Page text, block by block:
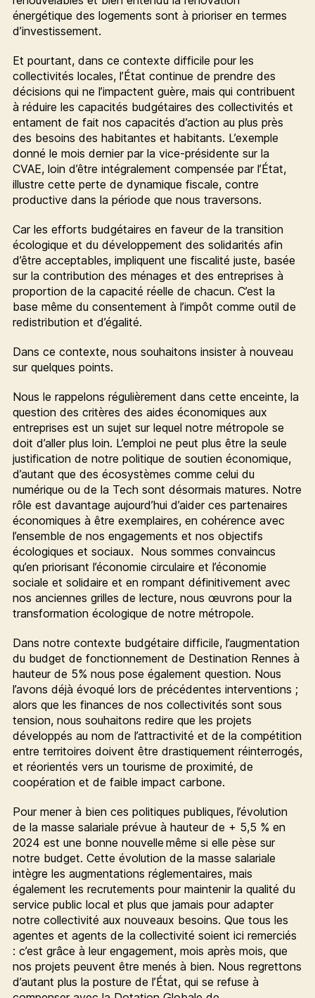
énergétique des logements sont à prioriser en termes
d’investissement.
Et pourtant, dans ce contexte difficile pour les
collectivités locales, l’État continue de prendre des
décisions qui ne l’impactent guère, mais qui contribuent
à réduire les capacités budgétaires des collectivités et
entament de fait nos capacités d’action au plus près
des besoins des habitantes et habitants. L’exemple
donné le mois dernier par la vice-présidente sur la
CVAE, loin d’être intégralement compensée par l’État,
illustre cette perte de dynamique fiscale, contre
productive dans la période que nous traversons.
Car les efforts budgétaires en faveur de la transition
écologique et du développement des solidarités afin
d’être acceptables, impliquent une fiscalité juste, basée
sur la contribution des ménages et des entreprises à
proportion de la capacité réelle de chacun. C’est la
base même du consentement à l’impôt comme outil de
redistribution et d’égalité.
Dans ce contexte, nous souhaitons insister à nouveau
sur quelques points.
Nous le rappelons régulièrement dans cette enceinte, la
question des critères des aides économiques aux
entreprises est un sujet sur lequel notre métropole se
doit d’aller plus loin. L’emploi ne peut plus être la seule
justification de notre politique de soutien économique,
d’autant que des écosystèmes comme celui du
numérique ou de la Tech sont désormais matures. Notre
rôle est davantage aujourd’hui d’aider ces partenaires
économiques à être exemplaires, en cohérence avec
l’ensemble de nos engagements et nos objectifs
écologiques et sociaux. Nous sommes convaincus
qu’en priorisant l’économie circulaire et l’économie
sociale et solidaire et en rompant définitivement avec
nos anciennes grilles de lecture, nous œuvrons pour la
transformation écologique de notre métropole.
Dans notre contexte budgétaire difficile, l’augmentation
du budget de fonctionnement de Destination Rennes à
hauteur de 5% nous pose également question. Nous
l’avons déjà évoqué lors de précédentes interventions ;
alors que les finances de nos collectivités sont sous
tension, nous souhaitons redire que les projets
développés au nom de l’attractivité et de la compétition
entre territoires doivent être drastiquement réinterrogés,
et réorientés vers un tourisme de proximité, de
coopération et de faible impact carbone.
Pour mener à bien ces politiques publiques, l’évolution
de la masse salariale prévue à hauteur de + 5,5 % en
2024 est une bonne nouvelle même si elle pèse sur
notre budget. Cette évolution de la masse salariale
intègre les augmentations réglementaires, mais
également les recrutements pour maintenir la qualité du
service public local et plus que jamais pour adapter
notre collectivité aux nouveaux besoins. Que tous les
agentes et agents de la collectivité soient ici remerciés
: c’est grâce à leur engagement, mois après mois, que
nos projets peuvent être menés à bien. Nous regrettons
d’autant plus la posture de l’État, qui se refuse à